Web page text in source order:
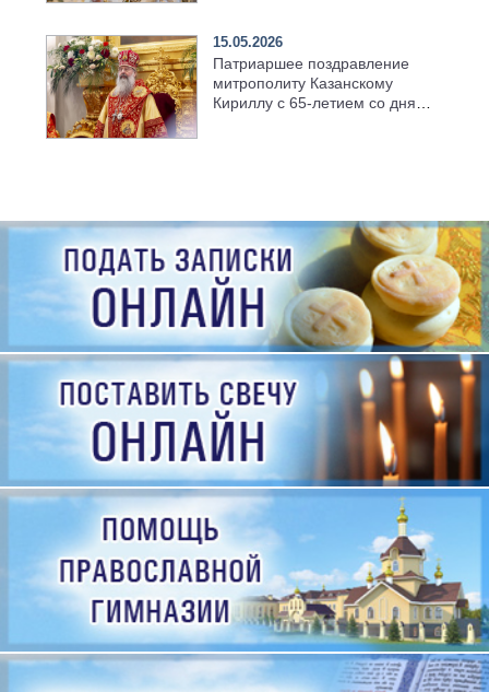
15.05.2026
Патриаршее поздравление
митрополиту Казанскому
Кириллу с 65-летием со дня